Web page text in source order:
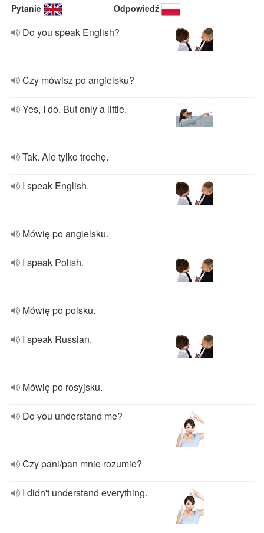
Pytanie Odpowiedź
Do you speak English?
Czy mówisz po angielsku?
Yes, I do. But only a little.
Tak. Ale tylko trochę.
I speak English.
Mówię po angielsku.
I speak Polish.
Mówię po polsku.
I speak Russian.
Mówię po rosyjsku.
Do you understand me?
Czy pani/pan mnie rozumie?
I didn't understand everything.